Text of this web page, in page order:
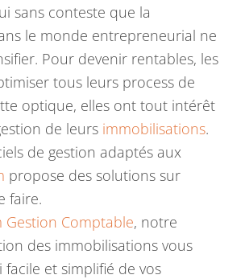
sans conteste que la
le monde entrepreneurial ne
Pour devenir rentables, les
tous leurs process de
optique, elles ont tout intérêt
de leurs immobilisations.
de gestion adaptés aux
propose des solutions sur
faire.
Gestion Comptable, notre
des immobilisations vous
et simplifié de vos